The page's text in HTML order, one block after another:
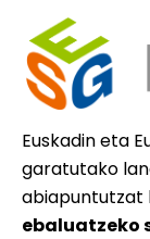
Euskadin eta
garatutako
abiapuntutzat
ebaluatzeko